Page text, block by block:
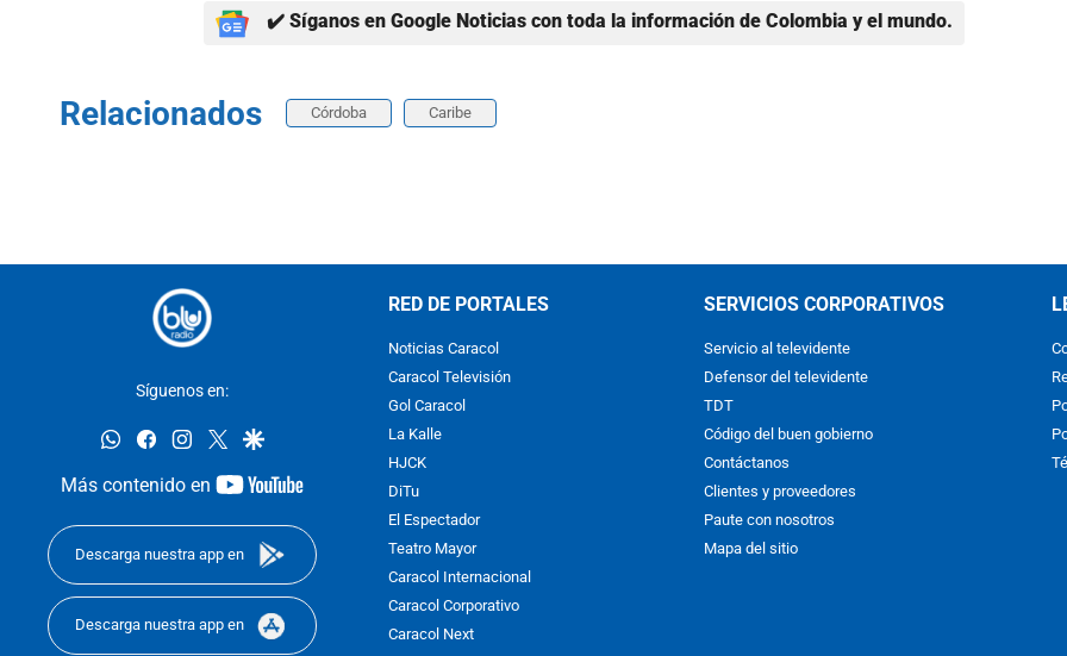
✔️ Síganos en Google Noticias con toda la información de Colombia y el mundo.
Relacionados Córdoba Caribe
Síguenos en:
whatsappfacebookinstagram
twittergoogle
Más contenido en
youtube-
Descarga nuestra app en
Descarga nuestra app en
RED DE PORTALES
Noticias Caracol
Caracol Televisión
Gol Caracol
La Kalle
HJCK
DiTu
El Espectador
Teatro Mayor
Caracol Internacional
Caracol Corporativo
Caracol Next
SERVICIOS CORPORATIVOS
Servicio al televidente
Defensor del televidente
TDT
Código del buen gobierno
Contáctanos
Clientes y proveedores
Paute con nosotros
Mapa del sitio